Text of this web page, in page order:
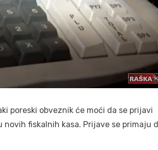
poreski obveznik će moći da se prijavi
fiskalnih kasa. Prijave se primaju